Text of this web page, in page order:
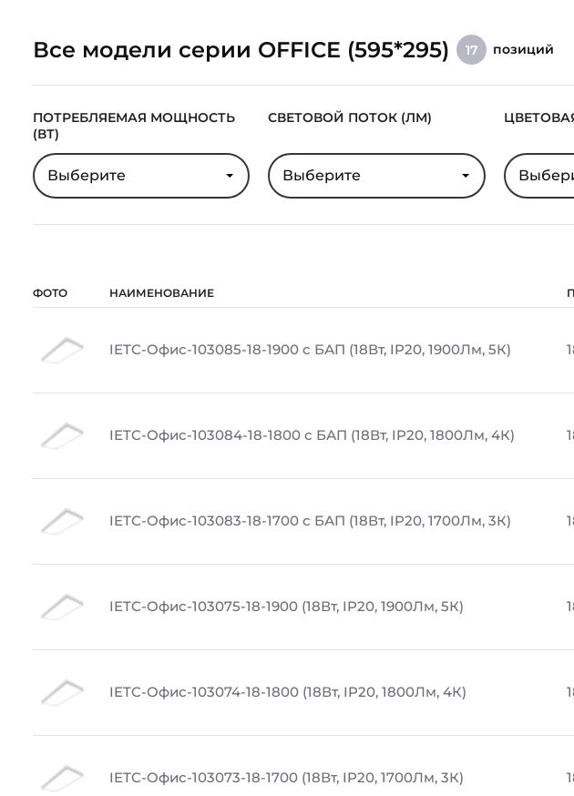
Все модели серии OFFICE (595*295) 17 позиций
ПОТРЕБЛЯЕМАЯ МОЩНОСТЬ
(ВТ)
Выберите
СВЕТОВОЙ ПОТОК (ЛМ)
Выберите
ФОТО НАИМЕНОВАНИЕ
IETC-Офис-103085-18-1900 с БАП (18Вт, IP20, 1900Лм, 5К)
IETC-Офис-103084-18-1800 с БАП (18Вт, IP20, 1800Лм, 4К)
IETC-Офис-103083-18-1700 с БАП (18Вт, IP20, 1700Лм, 3К)
IETC-Офис-103075-18-1900 (18Вт, IP20, 1900Лм, 5К)
IETC-Офис-103074-18-1800 (18Вт, IP20, 1800Лм, 4К)
IETC-Офис-103073-18-1700 (18Вт, IP20, 1700Лм, 3К)